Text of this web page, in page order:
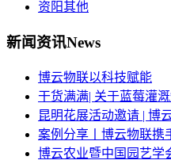
资阳其他
新闻资讯News
博云物联以科技赋能
干货满满| 关于蓝莓灌
昆明花展活动邀请 | 博
案例分享丨博云物联携
博云农业暨中国园艺学